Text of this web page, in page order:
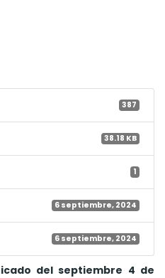
387
38.18 KB
1
6 septiembre, 2024
6 septiembre, 2024
del septiembre 4 de